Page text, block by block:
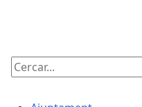
Cercar: